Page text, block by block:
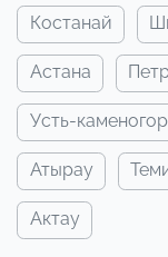
костанай
астана
усть-
атырау
актау